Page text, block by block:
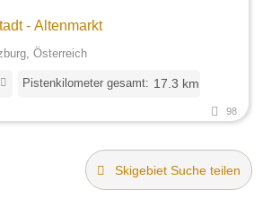
- Altenmarkt
Österreich
Pistenkilometer gesamt: 17.3 km
98
Skigebiet Suche teilen